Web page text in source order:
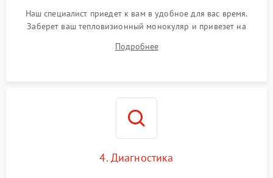
Наш специалист приедет к вам в удобное для вас время.
Заберет ваш тепловизионный монокуляр и привезет на
Подробнее
4. Диагностика